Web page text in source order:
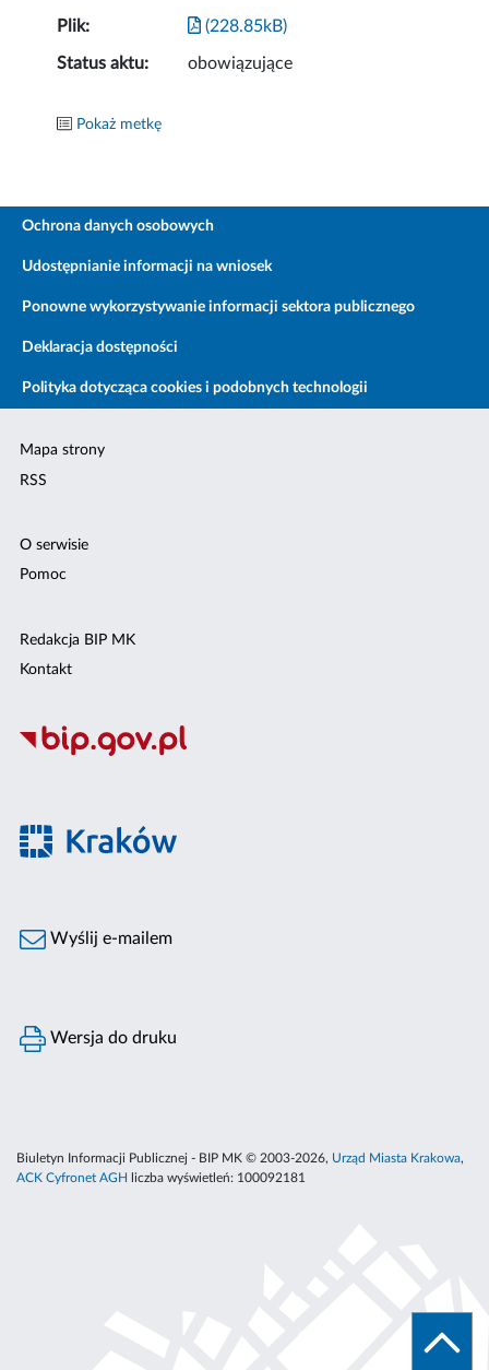
Plik: (228.85kB)
Status aktu: obowiązujące
Pokaż metkę
Ochrona danych osobowych
Udostępnianie informacji na wniosek
Ponowne wykorzystywanie informacji sektora publicznego
Deklaracja dostępności
Polityka dotycząca cookies i podobnych technologii
Mapa strony
RSS
O serwisie
Pomoc
Redakcja BIP MK
Kontakt
Wyślij e-mailem
Wersja do druku
Biuletyn Informacji Publicznej - BIP MK © 2003-2026, Urząd Miasta Krakowa,
ACK Cyfronet AGH
liczba wyświetleń: 100092181